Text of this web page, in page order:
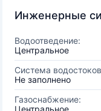
Инженерные
Водоотведение:
Центральное
Система
Не заполнено
Газоснабжение:
Центральное